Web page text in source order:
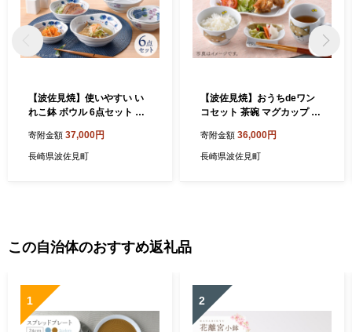
【波佐見焼】使いやすい い
れこ鉢 ボウル 6点セット 食
寄附金額 37,000円
長崎県波佐見町
【波佐見焼】おうちdeワン
コセット 茶碗 マグカップ プ
芸】 [HB20]
寄附金額 36,000円
長崎県波佐見町
この自治体のおすすめ返礼品
1 2